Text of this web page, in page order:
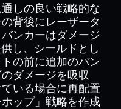
しの良い戦略的な
背後にレーザータ
ンカーはダメージ
し、シールドとし
の前に追加のバン
ダメージを吸収
いる場合に再配置
ップ」戦略を作成